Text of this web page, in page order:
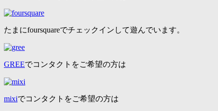
たまにfoursquareでチェックインして遊んでいます。
GREEでコンタクトをご希望の方は
mixiでコンタクトをご希望の方は